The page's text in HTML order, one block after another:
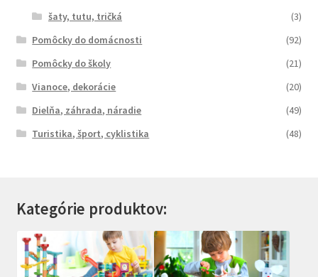
šaty, tutu, tričká
(3)
Pomôcky do domácnosti
(92)
Pomôcky do školy
(21)
Vianoce, dekorácie
(20)
Dielňa, záhrada, náradie
(49)
Turistika, šport, cyklistika
(48)
Kategórie produktov: